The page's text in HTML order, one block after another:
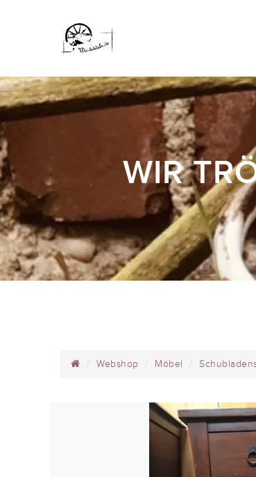
WIR
Webshop Möbel